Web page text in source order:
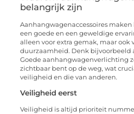
belangrijk zijn
Aanhangwagenaccessoires maken
een goede en een geweldige
alleen voor extra gemak, maar ook
duurzaamheid. Denk bijvoorbeeld
Goede aanhangwagenverlichting
zichtbaar bent op de weg, wat
veiligheid en die van anderen.
Veiligheid eerst
Veiligheid is altijd prioriteit